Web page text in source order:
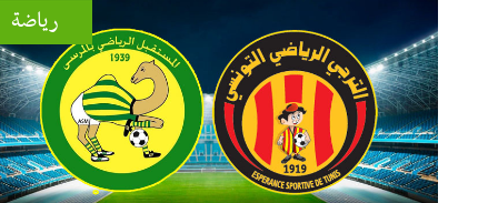
رياضة